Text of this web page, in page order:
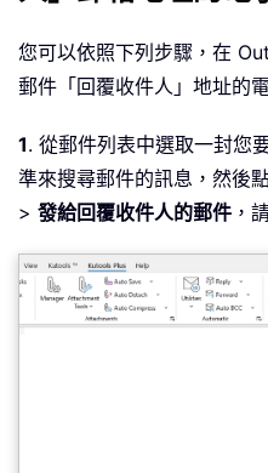
您可以依照下列步驟，在
郵件「回覆收件人」地址的
1. 從郵件列表中選取一封您
準來搜尋郵件的訊息，然後
> 發給回覆收件人的郵件 ，